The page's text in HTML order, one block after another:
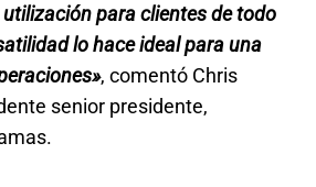
para clientes de todo
lo hace ideal para una
, comentó Chris
senior presidente,